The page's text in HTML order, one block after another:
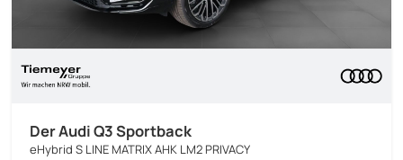
Der Audi Q3 Sportback
eHybrid S LINE MATRIX AHK LM2 PRIVACY